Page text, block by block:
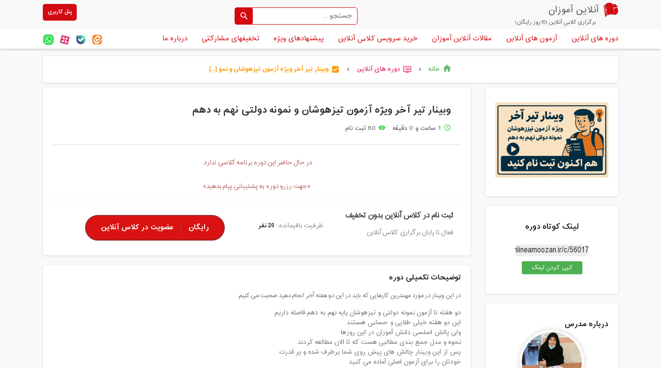
آنلاین آموزان
برگزاری کلاس آنلاین (10روز رایگان)
پنل کاربری
دوره های آنلاین آزمون های آنلاین مقالات آنلاین آموزان خرید سرویس کلاس آنلاین پیشنهادهای ویژه تخفیفهای مشارکتی درباره ما
home خانه chevron_left
dvr دوره های آنلاین chevron_left
check_box وبینار تیر آخر ویژه آزمون تیزهوشان و نمو [...]
وبینار تیر آخر ویژه آزمون تیزهوشان و نمونه دولتی نهم به دهم
access_time 1 ساعت و 0 دقیقه remove_red_eye 80 ثبت نام
در حال حاضر این دوره برنامه کلاسی ندارد.
«جهت رزرو دوره به پشتیبانی پیام بدهید»
ثبت نام در کلاس آنلاین بدون تخفیف
فعال تا پایان برگزاری کلاس آنلاین
ظرفیت باقیمانده : 20 نفر رایگان عضویت در کلاس آنلاین
توضیحات تکمیلی دوره
در این وبینار در مورد مهمترین کارهایی که باید در این دو هفته آخر انجام دهید صحبت می کنیم
دو هفته تا آزمون نمونه دولتی و تیزهوشان پایه نهم به دهم فاصله داریم
این دو هفته خیلی طلایی و حساس هستند
ولی پالش اصلسی دانش آموزان در این روزها
نحوه و مدل جمع بندی مطالبی هست که تا الان مطالعه کردند
پس از این وبینار چالش های پیش روی شما برطرف شده و پر قدرت
خودتان را برای آزمون اصلی آماده می کنید
لینک کوتاه دوره
کپی کردن لینک
درباره مدرس